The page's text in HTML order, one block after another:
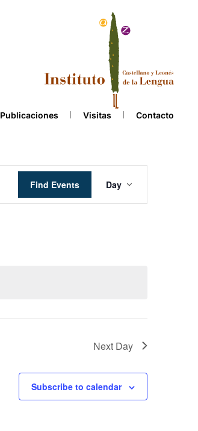
Publicaciones Visitas Contacto
Find Events
Views
Navigation
Day
Next Day
Subscribe to calendar